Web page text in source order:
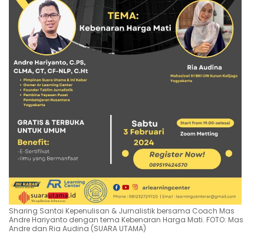
Sharing Santai Kepenulisan & Jurnalistik bersama Coach Mas
Andre Hariyanto dengan tema Kebenaran Harga Mati. FOTO: Mas
Andre dan Ria Audina (SUARA UTAMA)